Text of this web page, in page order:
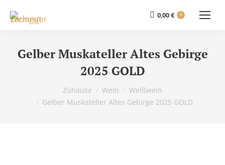
0,00 € 0
Gelber Muskateller Altes Gebirge
2025 GOLD
Zuhause Wein
Weißwein
Gelber Muskateller Altes Gebirge 2025 GOLD